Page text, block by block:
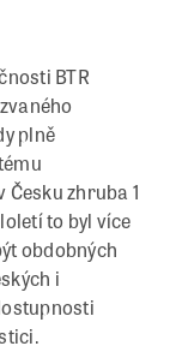
BTR
plně
zhruba 1
to byl více
obdobných
i